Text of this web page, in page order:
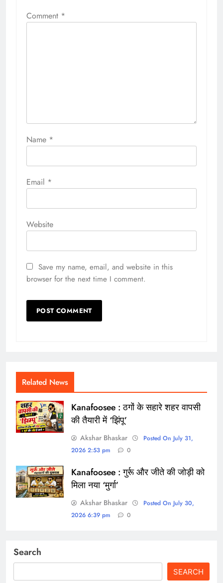
Comment *
Name *
Email *
Website
Save my name, email, and website in this
browser for the next time I comment.
Related News
Kanafoosee : ठगों के सहारे शहर वापसी
की तैयारी में ‘झिंपू’
Akshar Bhaskar
Posted On July 31,
2026 2:53 pm
0
Kanafoosee : गुर्रू और जीते की जोड़ी को
मिला नया ‘मुर्गा’
Akshar Bhaskar
Posted On July 30,
2026 6:39 pm
0
Search
SEARCH